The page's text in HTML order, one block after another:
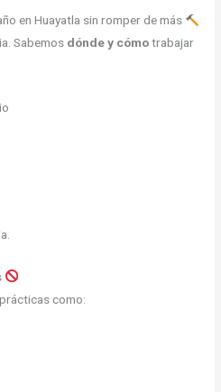
en Huayatla sin romper de más
Sabemos dónde y cómotrabajar
como: